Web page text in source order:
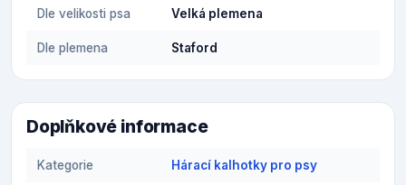
Dle velikosti psa Velká plemena
Dle plemena Staford
Doplňkové informace
Kategorie Hárací kalhotky pro psy